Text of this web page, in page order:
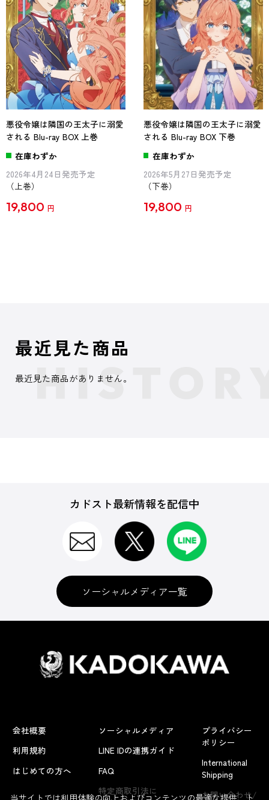
悪役令嬢は隣国の王太子に溺愛
される Blu-ray BOX 上巻
在庫わずか
2026年4月24日発売予定
（上巻）
19,800 円
悪役令嬢は隣国の王太子に溺愛
される Blu-ray BOX 下巻
在庫わずか
2026年5月27日発売予定
（下巻）
19,800 円
最近見た商品
最近見た商品がありません。
カドスト最新情報を配信中
ソーシャルメディア一覧
会社概要
利用規約
はじめての方へ
ソーシャルメディア
LINE IDの連携ガイド
FAQ
特定商取引法に
プライバシー
ポリシー
International
Shipping
お問い合わせ/